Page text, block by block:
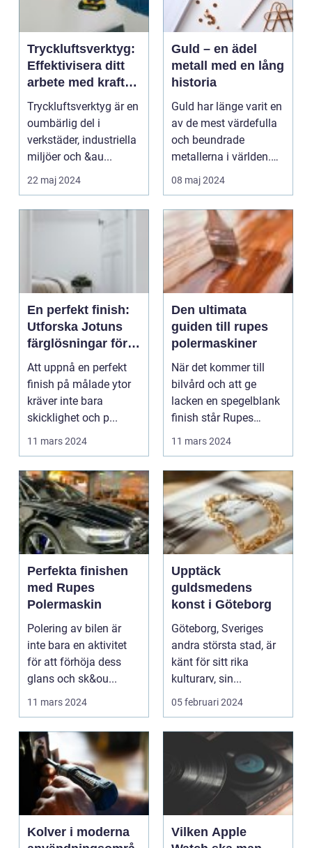
Tryckluftsverktyg:
Effektivisera ditt
arbete med kraften
från luften
Tryckluftsverktyg är en
oumbärlig del i
verkstäder, industriella
miljöer och &au...
22 maj 2024
Guld – en ädel
metall med en lång
historia
Guld har länge varit en
av de mest värdefulla
och beundrade
metallerna i världen.
Des...
08 maj 2024
En perfekt finish:
Utforska Jotuns
färglösningar för
ett imponerande
resultat
Att uppnå en perfekt
finish på målade ytor
kräver inte bara
skicklighet och p...
11 mars 2024
Den ultimata
guiden till rupes
polermaskiner
När det kommer till
bilvård och att ge
lacken en spegelblank
finish står Rupes
pole...
11 mars 2024
Perfekta finishen
med Rupes
Polermaskin
Polering av bilen är
inte bara en aktivitet
för att förhöja dess
glans och sk&ou...
11 mars 2024
Upptäck
guldsmedens
konst i Göteborg
Göteborg, Sveriges
andra största stad, är
känt för sitt rika
kulturarv, sin...
05 februari 2024
Kolver i moderna
Vilken Apple